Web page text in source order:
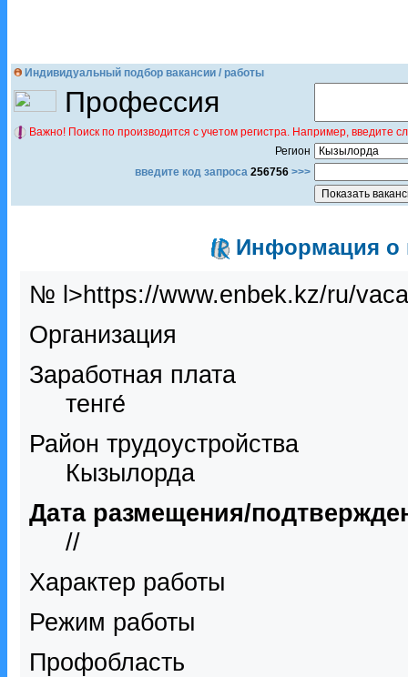
Индивидуальный подбор вакансии / работы
Профессия
Важно! Поиск по производится с учетом регистра. Например,
Регион
введите код запроса 256756 >>>
Информация о
№ l>https://www.enbek.kz/ru/
Организация
Заработная плата
тенге́
Район трудоустройства
Кызылорда
Дата размещения/
//
Характер работы
Режим работы
Профобласть